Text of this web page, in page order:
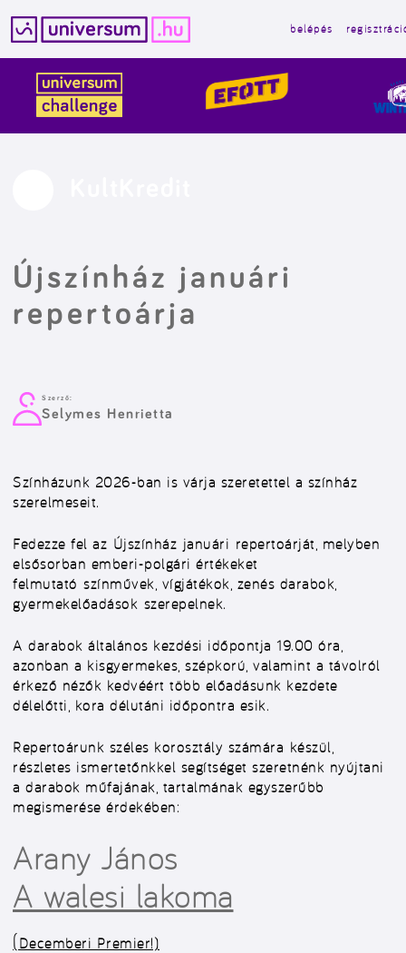
tartalomba
belépés
Újszínház januári
repertoárja
Szerző:
Selymes Henrietta
Színházunk 2026-ban is várja szeretettel a színház
szerelmeseit.
Fedezze fel az Újszínház januári repertoárját, melyben
elsősorban emberi-polgári értékeket
felmutató színművek, vígjátékok, zenés darabok,
gyermekelőadások szerepelnek.
A darabok általános kezdési időpontja 19.00 óra,
azonban a kisgyermekes, szépkorú, valamint a távolról
érkező nézők kedvéért több előadásunk kezdete
délelőtti, kora délutáni időpontra esik.
Repertoárunk széles korosztály számára készül,
részletes ismertetőnkkel segítséget szeretnénk nyújtani
a darabok műfajának, tartalmának egyszerűbb
megismerése érdekében:
Arany János
A walesi lakoma
(Decemberi Premier!)